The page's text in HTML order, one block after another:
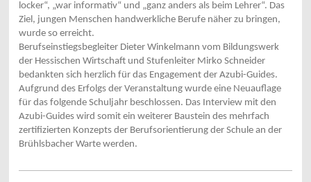
locker“, „war informativ“ und „ganz anders als beim Lehrer“. Das
Ziel, jungen Menschen handwerkliche Berufe näher zu bringen,
wurde so erreicht.
Berufseinstiegsbegleiter Dieter Winkelmann vom Bildungswerk
der Hessischen Wirtschaft und Stufenleiter Mirko Schneider
bedankten sich herzlich für das Engagement der Azubi-Guides.
Aufgrund des Erfolgs der Veranstaltung wurde eine Neuauflage
für das folgende Schuljahr beschlossen. Das Interview mit den
Azubi-Guides wird somit ein weiterer Baustein des mehrfach
zertifizierten Konzepts der Berufsorientierung der Schule an der
Brühlsbacher Warte werden.